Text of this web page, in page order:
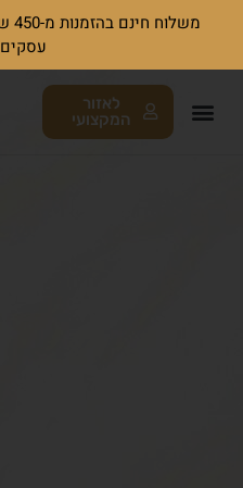
לאזור
המקצועי
עסקים